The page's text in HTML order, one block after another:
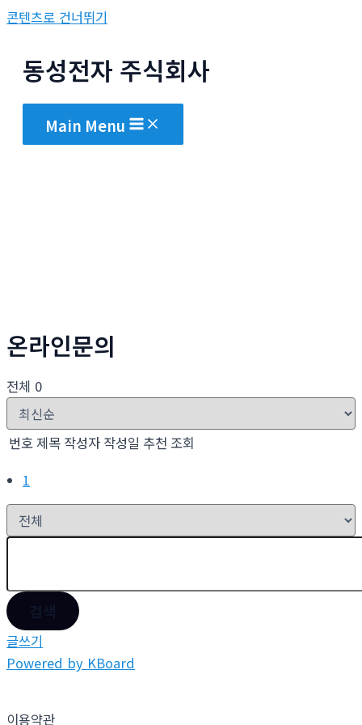
콘텐츠로 건너뛰기
동성전자 주식회사
Main Menu
온라인문의
전체 0
번호제목 작성자 작성일 추천 조회
1
글쓰기
Powered by KBoard
이용약관